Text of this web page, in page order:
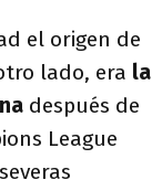
el origen de
lado, era la
después de
League